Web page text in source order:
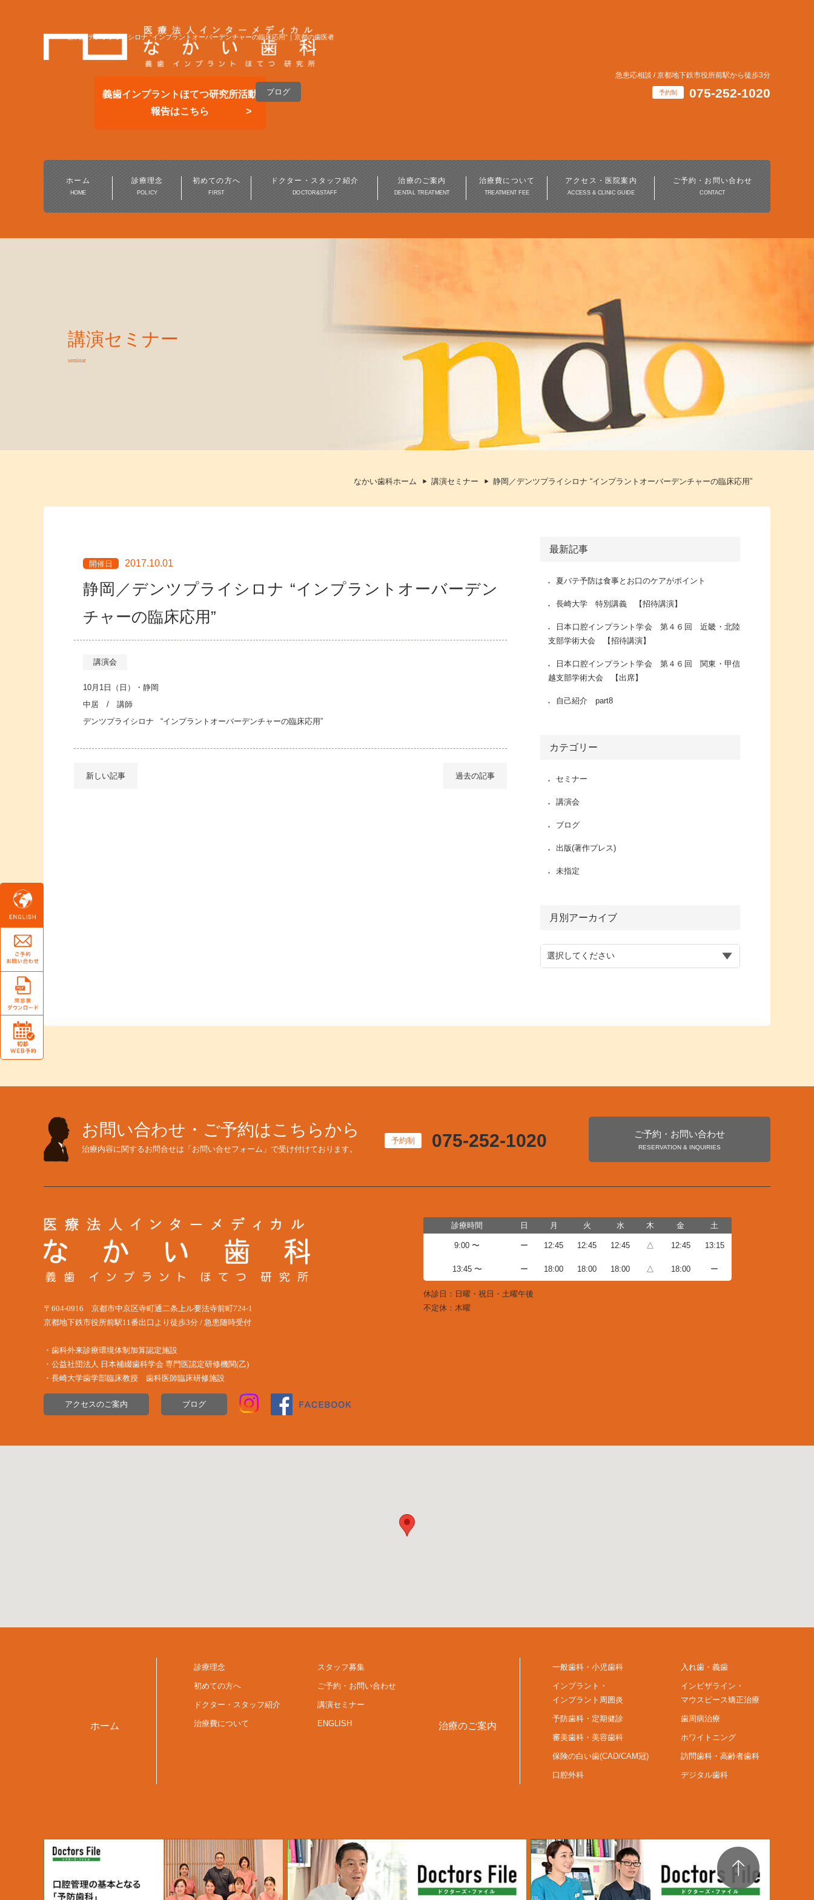
義歯インプラントほてつ研究所活動
報告はこちら
ブログ
静岡／デンツプライシロナ “インプラントオーバーデンチャーの臨床応用”｜京都の歯医者
急患応相談 / 京都地下鉄市役所前駅から徒歩3分
予約制 075-252-1020
ホーム
HOME
診療理念
POLICY
初めての方へ
FIRST
ドクター・スタッフ紹介
DOCTOR&STAFF
治療のご案内
DENTAL TREATMENT
予防歯科・定期健診 歯周病治療 審美歯科・美容歯科 ホワイトニング
治療費について
TREATMENT FEE
アクセス・医院案内
ACCESS & CLINIC GUIDE
ご予約・お問い合わせ
CONTACT
講演セミナー
seminar
なかい歯科ホーム 講演セミナー 静岡／デンツプライシロナ “インプラントオーバーデンチャーの臨床応用”
開催日 2017.10.01
静岡／デンツプライシロナ “インプラントオーバーデン
チャーの臨床応用”
講演会
10月1日（日）・静岡
中居 / 講師
デンツプライシロナ
“インプラントオーバーデンチャーの臨床応用”
新しい記事 過去の記事
最新記事
夏バテ予防は食事とお口のケアがポイント
長崎大学 特別講義 【招待講演】
日本口腔インプラント学会 第４６回 近畿・北陸
支部学術大会 【招待講演】
日本口腔インプラント学会 第４６回 関東・甲信
越支部学術大会 【出席】
自己紹介 part8
カテゴリー
セミナー
講演会
ブログ
出版(著作プレス)
未指定
月別アーカイブ
お問い合わせ・ご予約はこちらから
治療内容に関するお問合せは「お問い合せフォーム」で受け付けております。
予約制 075-252-1020 ご予約・お問い合わせ
RESERVATION & INQUIRIES
〒604-0916 京都市中京区寺町通二条上ル要法寺前町724-1
京都地下鉄市役所前駅11番出口より徒歩3分 / 急患随時受付
・歯科外来診療環境体制加算認定施設
・公益社団法⼈ ⽇本補綴⻭科学会 専⾨医認定研修機関(⼄)
・長崎大学歯学部臨床教授 歯科医師臨床研修施設
アクセスのご案内 ブログ
診療時間 日 月 火 水 木 金 土
9:00 〜 ー 12:45 12:45 12:45 △ 12:45 13:15
13:45 〜 ー 18:00 18:00 18:00 △ 18:00 ー
休診日：日曜・祝日・土曜午後
不定休：木曜
ホーム
診療理念
初めての方へ
ドクター・スタッフ紹介
治療費について
スタッフ募集
ご予約・お問い合わせ
講演セミナー
ENGLISH 治療のご案内
一般歯科・小児歯科
インプラント・
インプラント周囲炎
予防歯科・定期健診
審美歯科・美容歯科
保険の白い歯(CAD/CAM冠)
口腔外科
入れ歯・義歯
インビザライン・
マウスピース矯正治療
歯周病治療
ホワイトニング
訪問歯科・高齢者歯科
デジタル歯科